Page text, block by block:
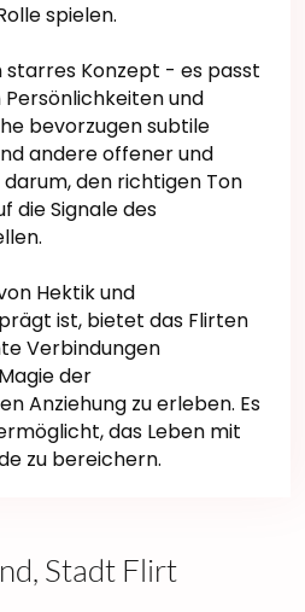
spielen.
starres Konzept - es passt
und
bevorzugen subtile
andere offener und
den richtigen Ton
die Signale des
Hektik und
ist, bietet das Flirten
Verbindungen
der
Anziehung zu erleben. Es
das Leben mit
zu bereichern.
Stadt Flirt